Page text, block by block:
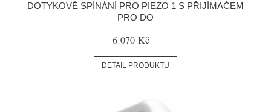
DOTYKOVÉ SPÍNÁNÍ PRO PIEZO 1 S PŘIJÍMAČEM
PRO DO
6 070 Kč
DETAIL PRODUKTU